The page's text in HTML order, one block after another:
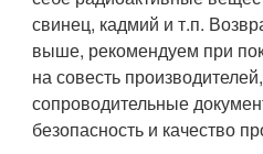
свинец, кадмий и т.п.
выше, рекомендуем при
на совесть
сопроводительные
безопасность и качество